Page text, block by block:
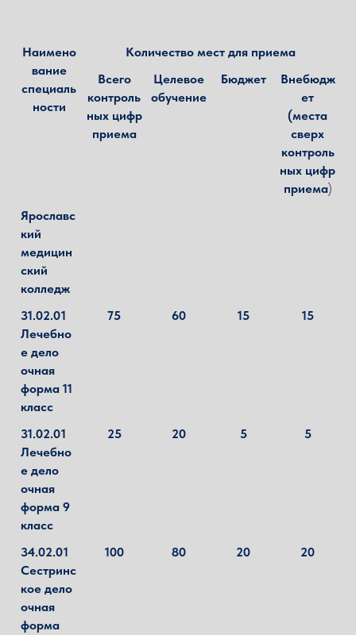
Наимено
вание
специаль
ности
Количество мест для приема
Всего
контроль
ных цифр
приема
Целевое
обучение
Бюджет
Внебюдж
ет
(места
сверх
контроль
ных цифр
приема)
Ярославс
кий
медицин
ский
колледж
31.02.01
Лечебно
е дело
очная
форма 11
класс
75 60 15 15
31.02.01
Лечебно
е дело
очная
форма 9
класс
25 20 5 5
34.02.01
Сестринс
кое дело
очная
форма
100 80 20 20